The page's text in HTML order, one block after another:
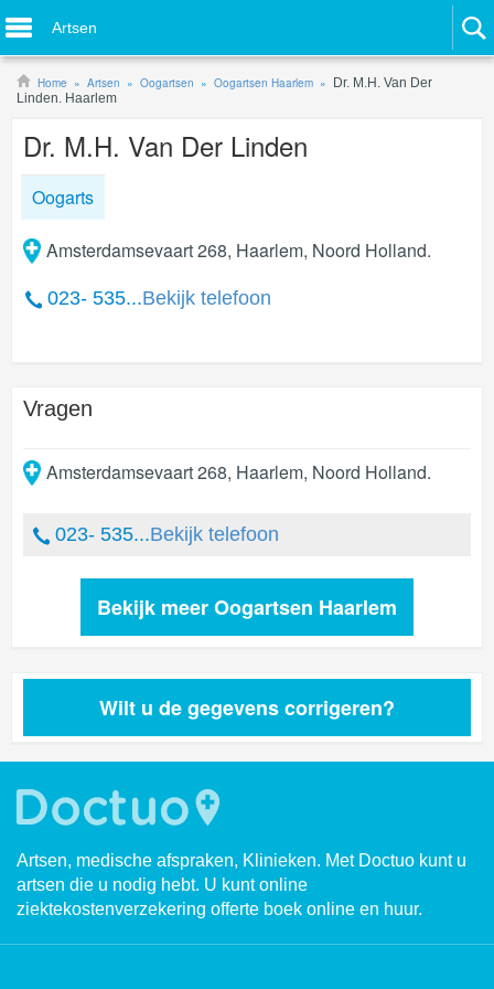
Artsen
Home Artsen Oogartsen Oogartsen Haarlem
Dr. M.H. Van Der
Linden. Haarlem
Dr. M.H. Van Der Linden
Oogarts
Amsterdamsevaart 268, Haarlem, Noord Holland.
023- 535...Bekijk telefoon
Vragen
Amsterdamsevaart 268, Haarlem, Noord Holland.
023- 535...Bekijk telefoon
Bekijk meer Oogartsen Haarlem
Wilt u de gegevens corrigeren?
Artsen, medische afspraken, Klinieken. Met Doctuo kunt u
artsen die u nodig hebt. U kunt online
ziektekostenverzekering offerte boek online en huur.